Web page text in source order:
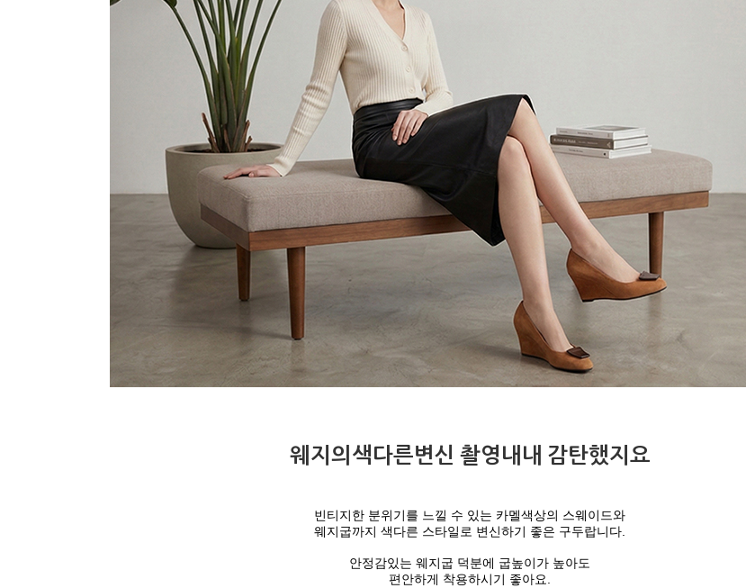
웨지의색다른변신 촬영내내 감탄했지요
빈티지한 분위기를 느낄 수 있는 카멜색상의 스웨이드와
웨지굽까지 색다른 스타일로 변신하기 좋은 구두랍니다.
안정감있는 웨지굽 덕분에 굽높이가 높아도
편안하게 착용하시기 좋아요.